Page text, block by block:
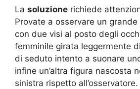
La soluzione richiede
Provate a osservare un
con due visi al posto degli
femminile girata leggermente
di seduto intento a suonare
infine un’altra figura nascosta
sinistra rispetto all’osservatore.